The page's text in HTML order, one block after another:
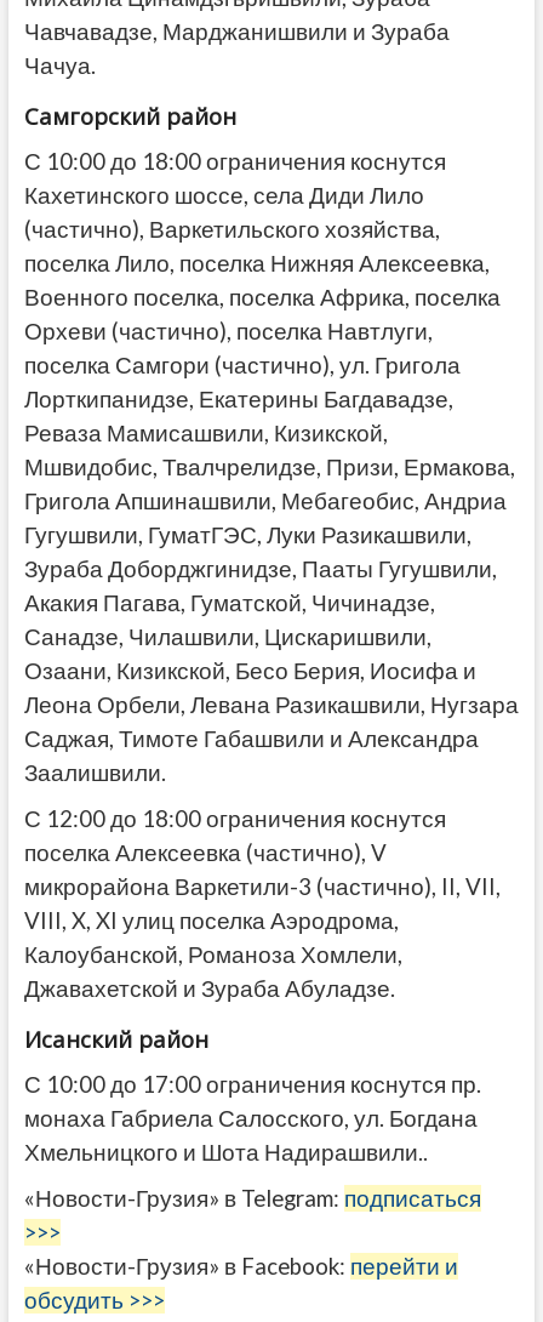
Чавчавадзе, Марджанишвили и Зураба
Чачуа.
Самгорский район
С 10:00 до 18:00 ограничения коснутся
Кахетинского шоссе, села Диди Лило
(частично), Варкетильского хозяйства,
поселка Лило, поселка Нижняя Алексеевка,
Военного поселка, поселка Африка, поселка
Орхеви (частично), поселка Навтлуги,
поселка Самгори (частично), ул. Григола
Лорткипанидзе, Екатерины Багдавадзе,
Реваза Мамисашвили, Кизикской,
Мшвидобис, Твалчрелидзе, Призи, Ермакова,
Григола Апшинашвили, Мебагеобис, Андриа
Гугушвили, ГуматГЭС, Луки Разикашвили,
Зураба Доборджгинидзе, Пааты Гугушвили,
Акакия Пагава, Гуматской, Чичинадзе,
Санадзе, Чилашвили, Цискаришвили,
Озаани, Кизикской, Бесо Берия, Иосифа и
Леона Орбели, Левана Разикашвили, Нугзара
Саджая, Тимоте Габашвили и Александра
Заалишвили.
С 12:00 до 18:00 ограничения коснутся
поселка Алексеевка (частично), V
микрорайона Варкетили-3 (частично), II, VII,
VIII, X, XI улиц поселка Аэродрома,
Калоубанской, Романоза Хомлели,
Джавахетской и Зураба Абуладзе.
Исанский район
С 10:00 до 17:00 ограничения коснутся пр.
монаха Габриела Салосского, ул. Богдана
Хмельницкого и Шота Надирашвили..
«Новости-Грузия» в Telegram: подписаться
>>>
«Новости-Грузия» в Facebook: перейти и
обсудить >>>